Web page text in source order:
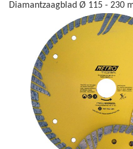
Diamantzaagblad Ø 115 - 230